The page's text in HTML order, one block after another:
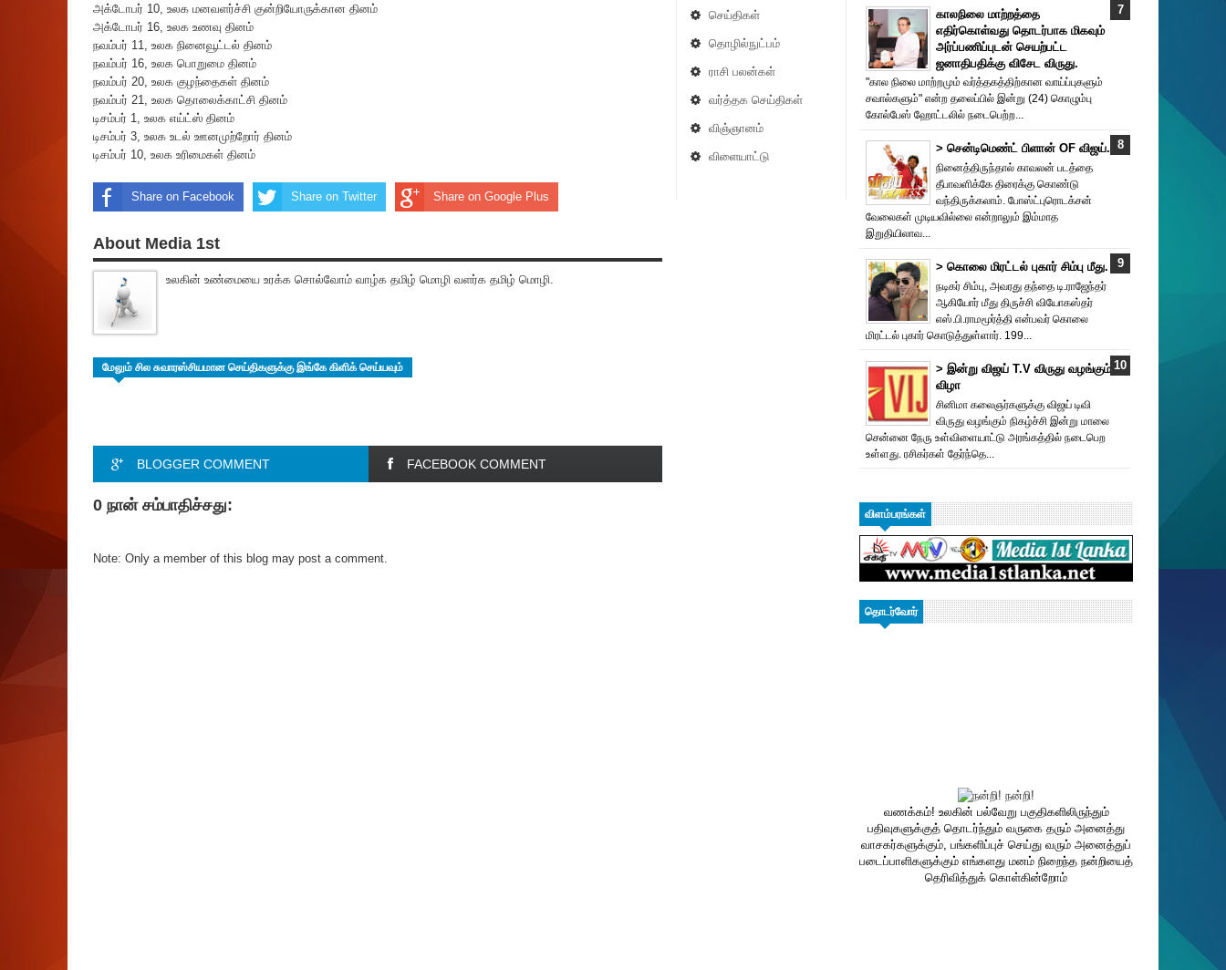
செய்திகள்
தொழில்நுட்பம்
ராசி பலன்கள்
வர்த்தக செய்திகள்
விஞ்ஞானம்
விளையாட்டு
அக்டோபர் 10, உலக மனவளர்ச்சி குன்றியோருக்கான தினம்
அக்டோபர் 16, உலக உணவு தினம்
நவம்பர் 11, உலக நினைவூட்டல் தினம்
நவம்பர் 16, உலக பொறுமை தினம்
நவம்பர் 20, உலக குழந்தைகள் தினம்
நவம்பர் 21, உலக தொலைக்காட்சி தினம்
டிசம்பர் 1, உலக எய்ட்ஸ் தினம்
டிசம்பர் 3, உலக உடல் ஊனமுற்றோர் தினம்
டிசம்பர் 10, உலக உரிமைகள் தினம்
Share on Facebook Share on Twitter Share on Google Plus
About Media 1st
உலகின் உண்மையை உரக்க சொல்வோம் வாழ்க தமிழ் மொழி வளர்க தமிழ் மொழி.
மேலும் சில சுவாரஸ்சியமான செய்திகளுக்கு இங்கே கிளிக் செய்யவும்
BLOGGER COMMENT FACEBOOK COMMENT
0 நான் சம்பாதிச்சது:
Note: Only a member of this blog may post a comment.
காலநிலை மாற்றத்தை
எதிர்கொள்வது தொடர்பாக மிகவும்
அர்ப்பணிப்புடன் செயற்பட்ட
ஜனாதிபதிக்கு விசேட விருது.
"கால நிலை மாற்றமும் வர்த்தகத்திற்கான வாய்ப்புகளும்
சவால்களும்" என்ற தலைப்பில் இன்று (24) கொழும்பு
கோல்பேஸ் ஹோட்டலில் நடைபெற்ற...
> சென்டிமெண்ட் பிளான் OF விஜய்.
நினைத்திருந்தால் காவலன் படத்தை
தீபாவளிக்கே திரைக்கு கொண்டு
வந்திருக்கலாம். போஸ்ட்புரொட‌க்சன்
வேலைகள் முடியவில்லை என்றாலும் இம்மாத
இறுதியிலாவ...
> கொலை மிரட்டல் புகார் சிம்பு மீது.
நடிகர் சிம்பு, அவரது தந்தை டி.ராஜேந்தர்
ஆகியோர் மீது திருச்சி வியோகஸ்தர்
எஸ்.பி.ராமமூர்த்தி என்பவர் கொலை
மிரட்டல் புகார் கொடுத்துள்ளார். 199...
> இன்று விஜய் T.V விருது வ‌ழங்கு‌ம்
விழா
சினிமா கலைஞர்களுக்கு விஜய் டிவி
விருது வழங்கும் நிகழ்ச்சி இன்று மாலை
சென்னை நேரு உள்விளையாட்டு அரங்கத்தில் நடைபெற
உள்ளது. ரசிகர்கள் தேர்ந்தெ...
விளம்பரங்கள்
தொடர்வோர்
வணக்கம்! உலகின் பல்வேறு பகுதிகளிலிருந்தும்
பதிவுகளுக்குத் தொடர்ந்தும் வருகை தரும் அனைத்து
வாசகர்களுக்கும், பங்களிப்புச் செய்து வரும் அனைத்துப்
படைப்பாளிகளுக்கும் எங்களது மனம் நிறைந்த நன்றியைத்
தெரிவித்துக் கொள்கின்றோம்